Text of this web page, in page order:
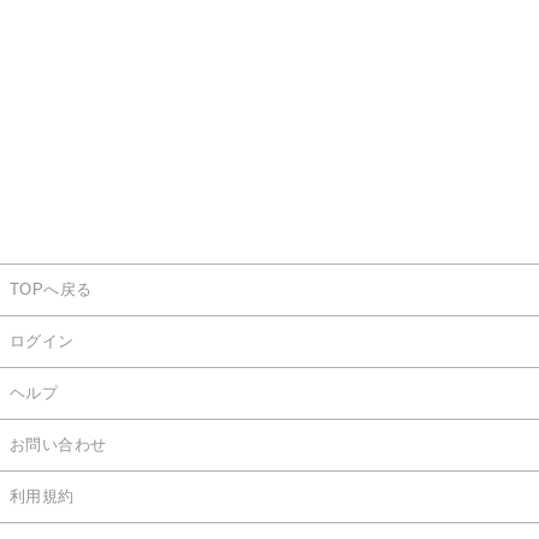
TOPへ戻る
ログイン
ヘルプ
お問い合わせ
利用規約